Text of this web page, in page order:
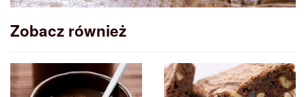
Zobacz również